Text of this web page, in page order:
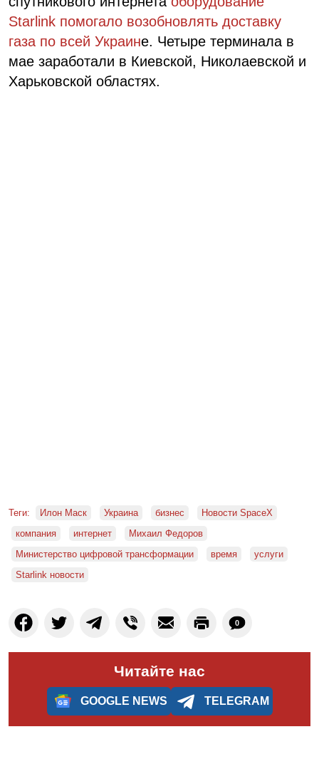
Starlink помогало возобновлять доставку
газа по всей Украине. Четыре терминала в
мае заработали в Киевской, Николаевской и
Харьковской областях.
Теги: Илон Маск Украина бизнес
Новости SpaceX
компания
интернет
Михаил Федоров
Министерство цифровой трансформации
время
услуги
Starlink новости
0
Читайте нас
GOOGLE NEWS TELEGRAM